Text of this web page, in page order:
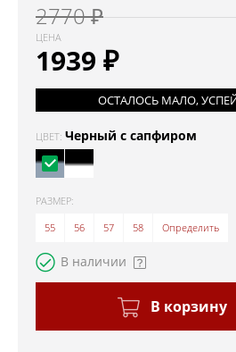
2770 ₽
ЦЕНА
1939 ₽
ОСТАЛОСЬ МАЛО,
ЦВЕТ: Черный с сапфиром
РАЗМЕР:
55
56 57 58 Определить
В наличии
В корзину